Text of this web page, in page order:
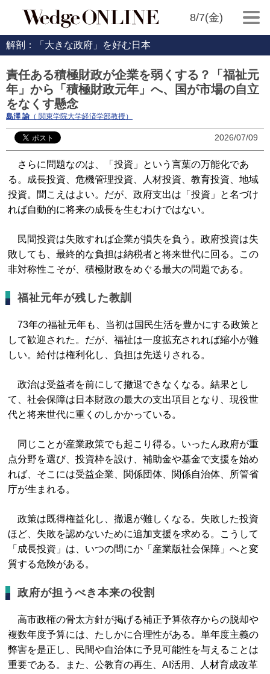
8/7(金)
解剖：「大きな政府」を好む日本
責任ある積極財政が企業を弱くする？「福祉元
年」から「積極財政元年」へ、国が市場の自立
をなくす懸念
島澤 諭 （ 関東学院大学経済学部教授）
2026/07/09
さらに問題なのは、「投資」という言葉の万能化であ
る。成長投資、危機管理投資、人材投資、教育投資、地域
投資。聞こえはよい。だが、政府支出は「投資」と名づけ
れば自動的に将来の成長を生むわけではない。
民間投資は失敗すれば企業が損失を負う。政府投資は失
敗しても、最終的な負担は納税者と将来世代に回る。この
非対称性こそが、積極財政をめぐる最大の問題である。
福祉元年が残した教訓
73年の福祉元年も、当初は国民生活を豊かにする政策と
して歓迎された。だが、福祉は一度拡充されれば縮小が難
しい。給付は権利化し、負担は先送りされる。
政治は受益者を前にして撤退できなくなる。結果とし
て、社会保障は日本財政の最大の支出項目となり、現役世
代と将来世代に重くのしかかっている。
同じことが産業政策でも起こり得る。いったん政府が重
点分野を選び、投資枠を設け、補助金や基金で支援を始め
れば、そこには受益企業、関係団体、関係自治体、所管省
庁が生まれる。
政策は既得権益化し、撤退が難しくなる。失敗した投資
ほど、失敗を認めないために追加支援を求める。こうして
「成長投資」は、いつの間にか「産業版社会保障」へと変
質する危険がある。
政府が担うべき本来の役割
高市政権の骨太方針が掲げる補正予算依存からの脱却や
複数年度予算には、たしかに合理性がある。単年度主義の
弊害を是正し、民間や自治体に予見可能性を与えることは
重要である。また、公教育の再生、AI活用、人材育成改革